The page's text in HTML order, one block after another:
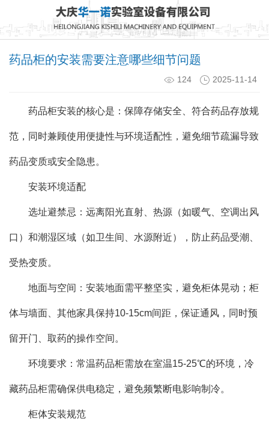
药品柜的安装需要注意哪些细节问题
124 2025-11-14
药品柜安装的核心是：保障存储安全、符合药品存放规
范，同时兼顾使用便捷性与环境适配性，避免细节疏漏导致
药品变质或安全隐患。
安装环境适配
选址避禁忌：远离阳光直射、热源（如暖气、空调出风
口）和潮湿区域（如卫生间、水源附近），防止药品受潮、
受热变质。
地面与空间：安装地面需平整坚实，避免柜体晃动；柜
体与墙面、其他家具保持10-15cm间距，保证通风，同时预
留开门、取药的操作空间。
环境要求：常温药品柜需放在室温15-25℃的环境，冷
藏药品柜需确保供电稳定，避免频繁断电影响制冷。
柜体安装规范